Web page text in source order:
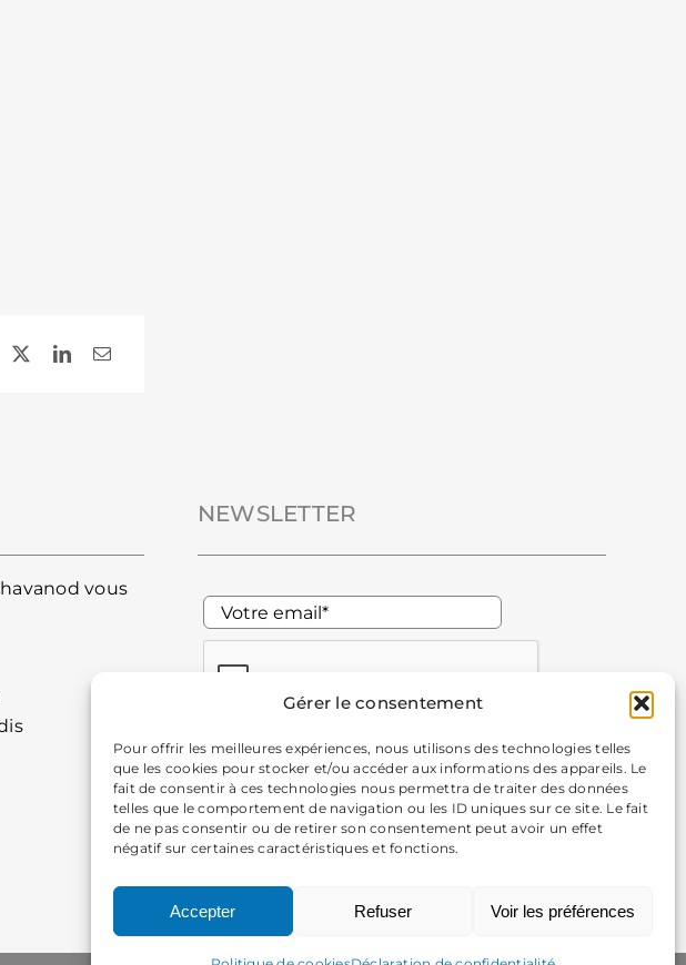
Gérer le consentement
Pour offrir les meilleures expériences, nous utilisons des technologies telles
que les cookies pour stocker et/ou accéder aux informations des appareils. Le
fait de consentir à ces technologies nous permettra de traiter des données
telles que le comportement de navigation ou les ID uniques sur ce site. Le fait
de ne pas consentir ou de retirer son consentement peut avoir un effet
négatif sur certaines caractéristiques et fonctions.
Accepter Refuser Voir les préférences
vous
NEWSLETTER
En m'inscrivant à la newsletter, j'autorise la Mairie de
Chavanod à collecter mes données personnelles pour recevoir
sa newsletter. Vous pourrez vous désabonner à tout moment.